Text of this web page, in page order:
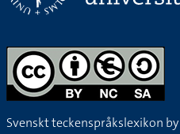
Svenskt teckenspråkslexikon by